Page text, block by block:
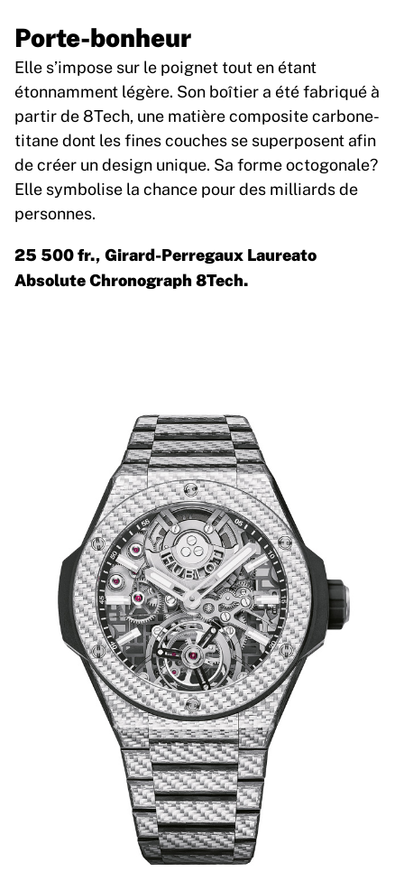
Porte-bonheur
Elle s’impose sur le poignet tout en étant
étonnamment légère. Son boîtier a été fabriqué à
partir de 8Tech, une matière composite carbone-
titane dont les fines couches se superposent afin
de créer un design unique. Sa forme octogonale?
Elle symbolise la chance pour des milliards de
personnes.
25 500 fr., Girard-Perregaux Laureato
Absolute Chronograph 8Tech.